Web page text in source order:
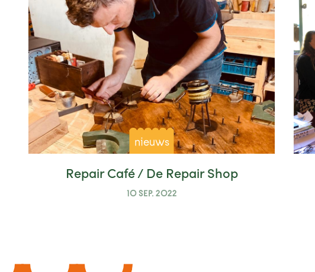
nieuws
Repair Café / De Repair Shop
10 SEP. 2022